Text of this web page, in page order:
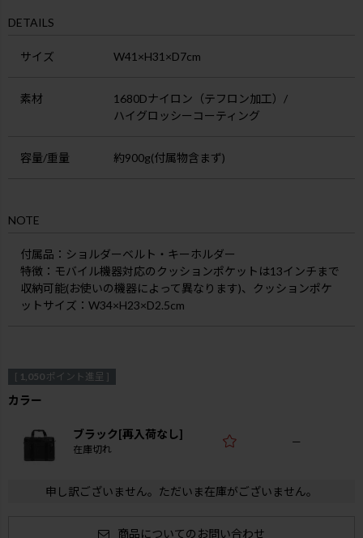
DETAILS
サイズ W41×H31×D7cm
素材
1680Dナイロン（テフロン加工）/
ハイグロッシーコーティング
容量/重量 約900g(付属物含まず)
NOTE
付属品 ：ショルダーベルト・キーホルダー
特徴 ：モバイル機器対応のクッションポケットは13インチまで
収納可能(お使いの機器によって異なります)、クッションポケ
ットサイズ：W34×H23×D2.5cm
[ 1,050 ポイント進呈 ]
カラー
ブラック[再入荷なし]
在庫切れ
—
申し訳ございません。ただいま在庫がございません。
商品についてのお問い合わせ